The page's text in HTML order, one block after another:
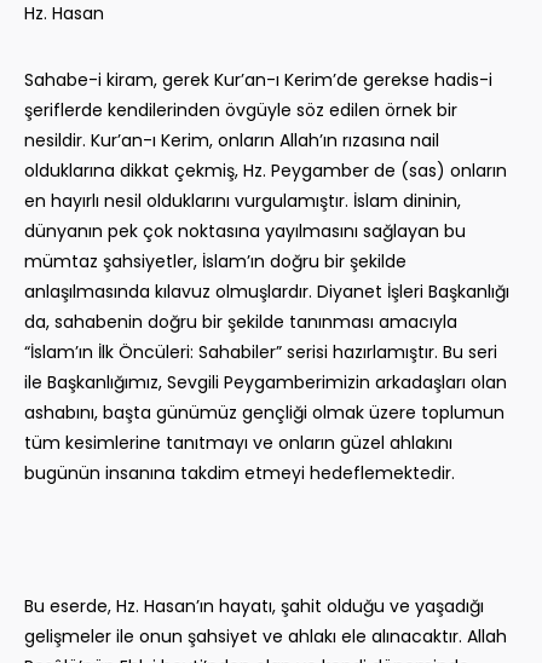
Hz. Hasan
Sahabe-i kiram, gerek Kur’an-ı Kerim’de gerekse hadis-i
şeriflerde kendilerinden övgüyle söz edilen örnek bir
nesildir. Kur’an-ı Kerim, onların Allah’ın rızasına nail
olduklarına dikkat çekmiş, Hz. Peygamber de (sas) onların
en hayırlı nesil olduklarını vurgulamıştır. İslam dininin,
dünyanın pek çok noktasına yayılmasını sağlayan bu
mümtaz şahsiyetler, İslam’ın doğru bir şekilde
anlaşılmasında kılavuz olmuşlardır. Diyanet İşleri Başkanlığı
da, sahabenin doğru bir şekilde tanınması amacıyla
“İslam’ın İlk Öncüleri: Sahabiler” serisi hazırlamıştır. Bu seri
ile Başkanlığımız, Sevgili Peygamberimizin arkadaşları olan
ashabını, başta günümüz gençliği olmak üzere toplumun
tüm kesimlerine tanıtmayı ve onların güzel ahlakını
bugünün insanına takdim etmeyi hedeflemektedir.
Bu eserde, Hz. Hasan’ın hayatı, şahit olduğu ve yaşadığı
gelişmeler ile onun şahsiyet ve ahlakı ele alınacaktır. Allah